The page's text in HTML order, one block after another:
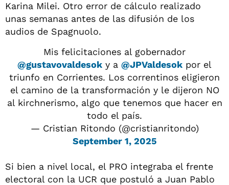
Karina Milei. Otro error de cálculo realizado
unas semanas antes de las difusión de los
audios de Spagnuolo.
Mis felicitaciones al gobernador
@gustavovaldesok y a @JPValdesok por el
triunfo en Corrientes. Los correntinos eligieron
el camino de la transformación y le dijeron NO
al kirchnerismo, algo que tenemos que hacer en
todo el país.
— Cristian Ritondo (@cristianritondo)
September 1, 2025
Si bien a nivel local, el PRO integraba el frente
electoral con la UCR que postuló a Juan Pablo